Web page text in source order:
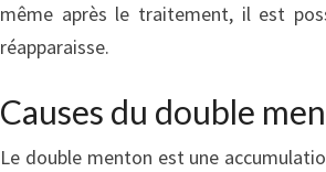
même après le traitement, il est
réapparaisse.
Causes du double
Le double menton est une